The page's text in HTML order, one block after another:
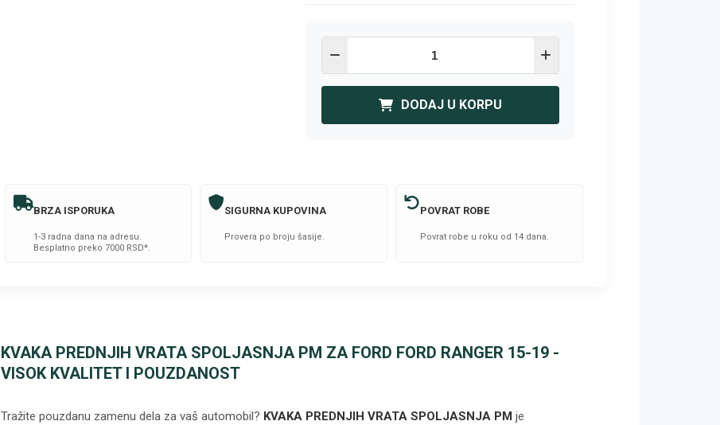
DODAJ U KORPU
BRZA ISPORUKA
1-3 radna dana na adresu.
Besplatno preko 7000 RSD*.
SIGURNA KUPOVINA
Provera po broju šasije.
POVRAT ROBE
Povrat robe u roku od 14 dana.
KVAKA PREDNJIH VRATA SPOLJASNJA PM ZA FORD FORD RANGER 15-19 -
VISOK KVALITET I POUZDANOST
Tražite pouzdanu zamenu dela za vaš automobil? KVAKA PREDNJIH VRATA SPOLJASNJA PM je